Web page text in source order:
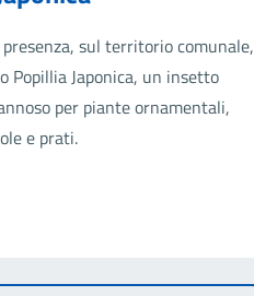
sul territorio comunale,
Popillia Japonica, un insetto
per piante ornamentali,
e prati.